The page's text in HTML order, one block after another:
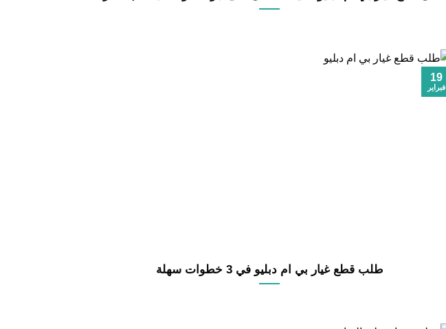
طلب قطع غيار بي ام دبليو في 3 خطوات سهلة
19
فبراير